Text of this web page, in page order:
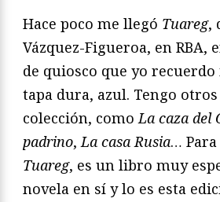
Hace poco me llegó Tuareg,
Vázquez-Figueroa, en RBA,
de quiosco que yo
tapa dura, azul. Tengo
colección, comoLa caza del
padrino,La casa Rusia…
Tuareg, es un libro muy
novela en sí y lo es esta